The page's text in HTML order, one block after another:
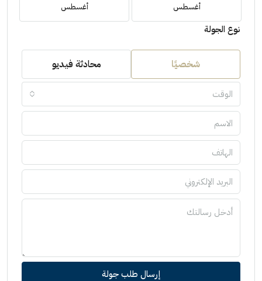
أغسطس أغسطس
نوع الجولة
شخصيًا محادثة فيديو
الوقت
إرسال طلب جولة